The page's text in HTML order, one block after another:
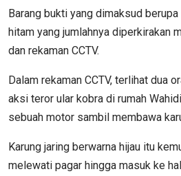
Barang bukti yang dimaksud
hitam yang jumlahnya diperkirakan
dan rekaman CCTV.
Dalam rekaman CCTV, terlihat dua
aksi teror ular kobra di rumah
sebuah motor sambil membawa
Karung jaring berwarna hijau itu
melewati pagar hingga masuk ke